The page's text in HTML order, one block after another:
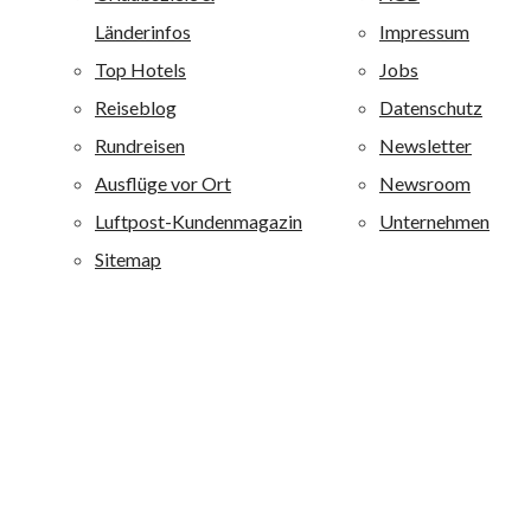
Ferienanlagen ist einer der großen Anbieter auf den
Kanaren und Mallorca und ist darüber hinaus auf der
griechischen Insel Kreta vertreten. Alle allsun Anlagen
sind mit 4 oder 4,5 Sternen bewertet. Alle allsun Hotels
sind qualitativ hochwertig ausgestattet und zeichnen sich
durch eine besondere Wohlfühlatmosphäre aus. alltours
richtet sich mit diesen Ferienanlagen an ein breites